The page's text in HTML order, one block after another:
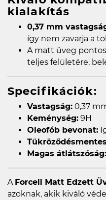
kialakítás
0,37 mm
így nem zavarja a
A matt üveg
teljes felületére,
Specifikációk:
Vastagság: 0,37
Keménység: 9H
Oleofób bevonat:
Magas átlátszóság:
A Forcell Matt Edzett
azoknak, akik kiváló